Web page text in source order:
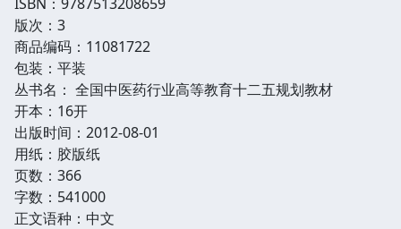
版次：3
商品编码：11081722
包装：平装
丛书名： 全国中医药行业高等教育十二五规划教材
开本：16开
出版时间：2012-08-01
用纸：胶版纸
页数：366
字数：541000
正文语种：中文